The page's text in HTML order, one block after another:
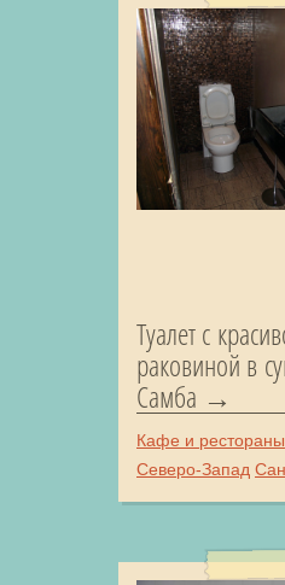
Туалет с
раковиной в
Самба
Кафе и рестораны
Северо-Запад